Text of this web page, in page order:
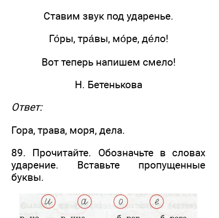
Ставим звук под ударенье.
Го́ры, тра́вы, мо́ре, де́ло!
Вот теперь напишем смело!
Н. Бетенькова
Ответ:
Гора, трава, моря, дела.
89. Прочитайте. Обозначьте в словах
ударение. Вставьте пропущенные
буквы.